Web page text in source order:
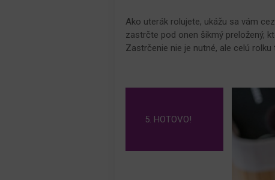
Ako uterák rolujete, ukážu sa vám
zastrčte pod onen šikmý preložený,
Zastrčenie nie je nutné, ale celú
5. HOTOVO!